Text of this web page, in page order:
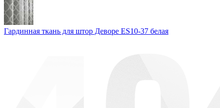
Гардинная ткань для штор Деворе ES10-37 белая